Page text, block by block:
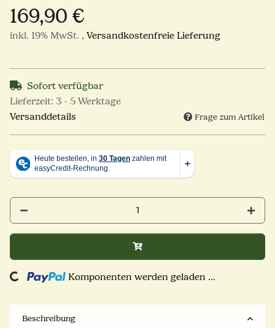
169,90 €
inkl. 19% MwSt. , Versandkostenfreie Lieferung
Sofort verfügbar
Lieferzeit: 3 - 5 Werktage
Versanddetails
Frage zum Artikel
Komponenten werden geladen ...
Beschreibung